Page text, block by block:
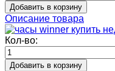
Описание товара
Кол-во: